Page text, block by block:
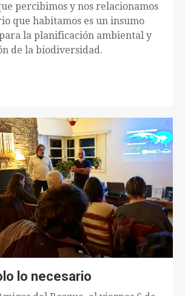
percibimos y nos relacionamos
que habitamos es un insumo
la planificación ambiental y
de la biodiversidad.
lo necesario